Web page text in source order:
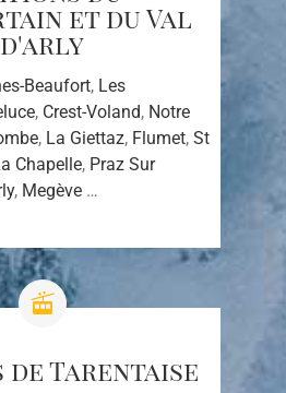
et du Val
d'arly
Beaufort, Les
, Crest-Voland, Notre
, La Giettaz, Flumet, St
Chapelle, Praz Sur
, Megève…
Tarentaise